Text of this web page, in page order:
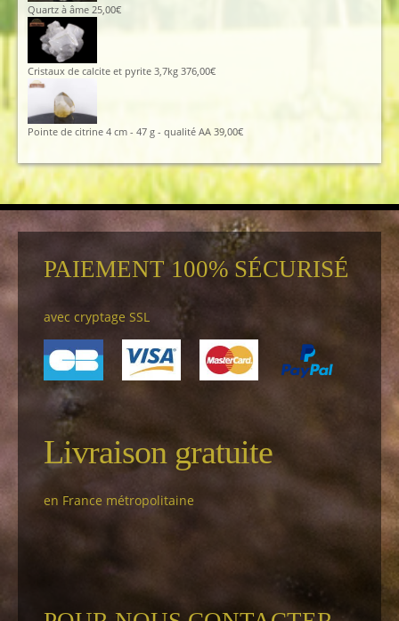
Quartz à âme 25,00€
Cristaux de calcite et pyrite 3,7kg 376,00€
Pointe de citrine 4 cm - 47 g - qualité AA 39,00€
PAIEMENT 100% SÉCURISÉ
avec cryptage SSL
Livraison gratuite
en France métropolitaine